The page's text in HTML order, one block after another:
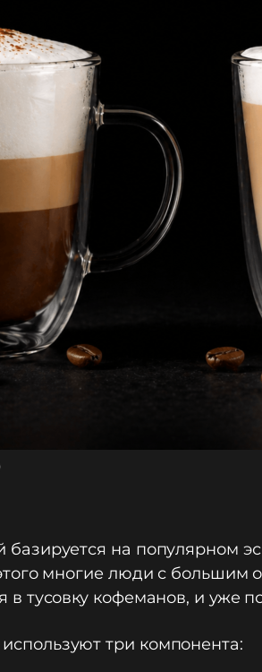
на популярном
многие люди с
в тусовку кофеманов, и уже
три компонента: